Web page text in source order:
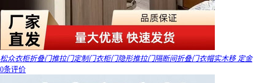
松众衣柜折叠门推拉门定制门衣柜门隐形推拉门隔断间折叠门衣帽实木移 定金
0条评价